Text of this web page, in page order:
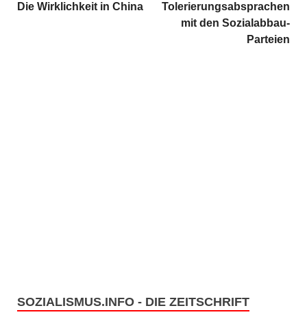
Die Wirklichkeit in China
Tolerierungsabsprachen
mit den Sozialabbau-
Parteien
SOZIALISMUS.INFO - DIE ZEITSCHRIFT